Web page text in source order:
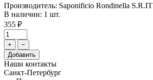
Производитель: Saponificio Rondinella S.R.IT
В наличии: 1 шт.
355 ₽
+
−
Добавить
Наши контакты
Санкт-Петербург